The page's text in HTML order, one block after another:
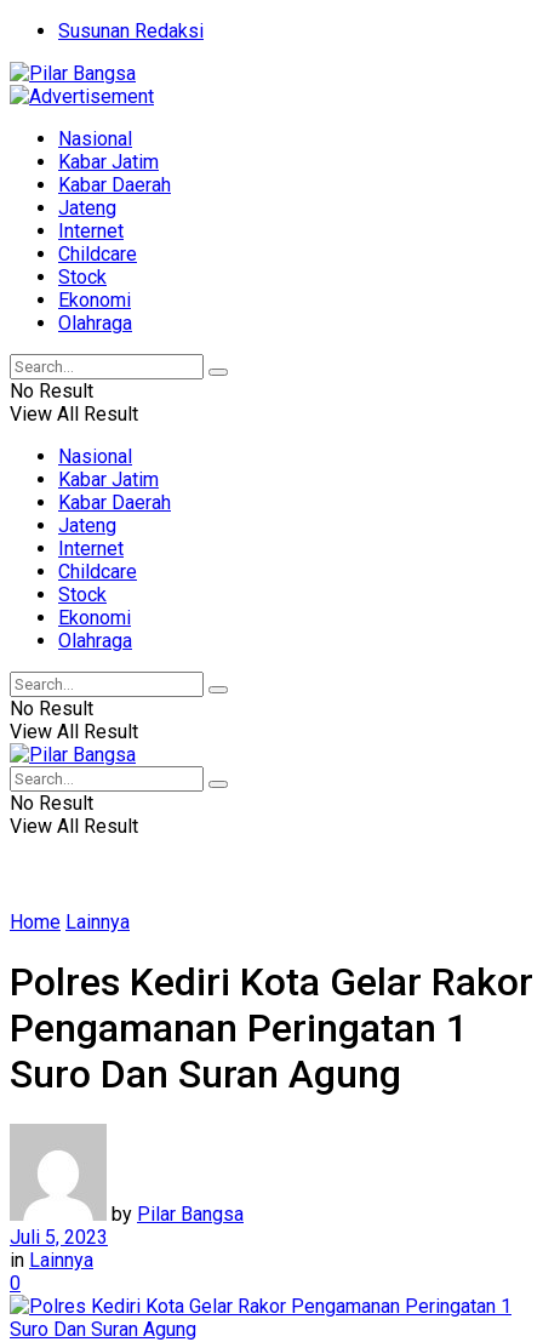
Susunan Redaksi
Nasional
Kabar Jatim
Kabar Daerah
Jateng
Internet
Childcare
Stock
Ekonomi
Olahraga
No Result
View All Result
Nasional
Kabar Jatim
Kabar Daerah
Jateng
Internet
Childcare
Stock
Ekonomi
Olahraga
No Result
View All Result
No Result
View All Result
Home Lainnya
Polres Kediri Kota Gelar Rakor
Pengamanan Peringatan 1
Suro Dan Suran Agung
by Pilar Bangsa
Juli 5, 2023
in Lainnya
0